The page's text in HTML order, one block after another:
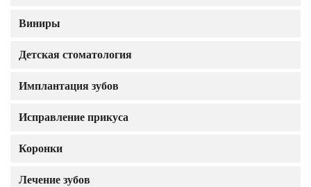
Виниры
Детская стоматология
Имплантация зубов
Исправление прикуса
Коронки
Лечение зубов